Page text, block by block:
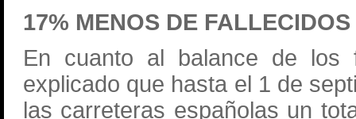
17% MENOS DE
En cuanto al balance de
explicado que hasta el 1 de
las carreteras españolas un